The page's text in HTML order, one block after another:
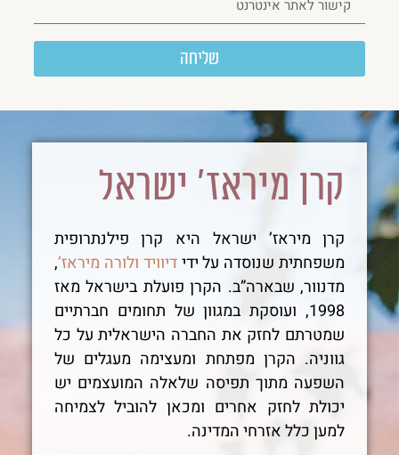
שליחה
קרן מיראז' ישראל
קרן מיראז’ ישראל היא קרן פילנתרופית
משפחתית שנוסדה על ידידיוויד ולורה מיראז’,
מדנוור, שבארה”ב. הקרן פועלת בישראל מאז
1998, ועוסקת במגוון של תחומים חברתיים
שמטרתם לחזק את החברה הישראלית על כל
גווניה. הקרן מפתחת ומעצימה מעגלים של
השפעה מתוך תפיסה שלאלה המועצמים יש
יכולת לחזק אחרים ומכאן להוביל לצמיחה
למען כלל אזרחי המדינה.